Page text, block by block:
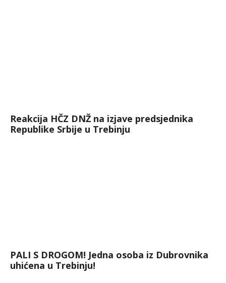
Reakcija HČZ DNŽ na izjave predsjednika
Republike Srbije u Trebinju
PALI S DROGOM! Jedna osoba iz Dubrovnika
uhićena u Trebinju!